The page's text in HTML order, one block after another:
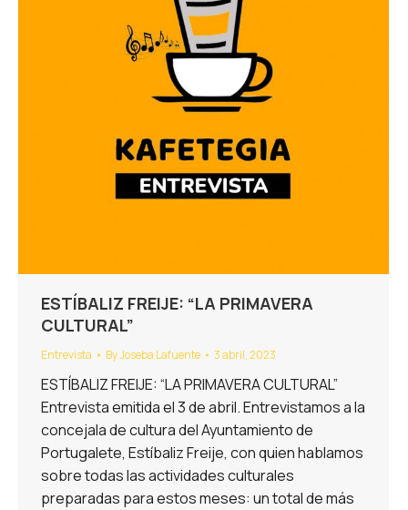
ESTÍBALIZ FREIJE: “LA PRIMAVERA
CULTURAL”
Entrevista ByJoseba Lafuente 3 abril, 2023
ESTÍBALIZ FREIJE: “LA PRIMAVERA CULTURAL”
Entrevista emitida el 3 de abril. Entrevistamos a la
concejala de cultura del Ayuntamiento de
Portugalete, Estíbaliz Freije, con quien hablamos
sobre todas las actividades culturales
preparadas para estos meses: un total de más